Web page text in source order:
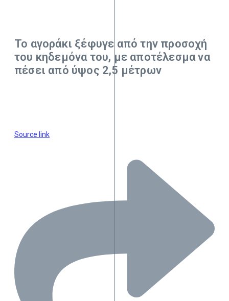
Το αγοράκι ξέφυγε από την προσοχή
του κηδεμόνα του, με αποτέλεσμα να
πέσει από ύψος 2,5 μέτρων
Source link